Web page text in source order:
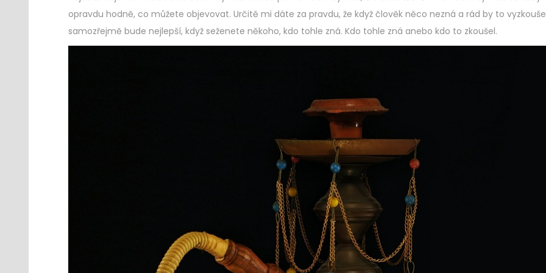
opravdu hodně, co můžete objevovat. Určitě mi dáte za pravdu, že když člověk něco nezná a rád by to
samozřejmě bude nejlepší, když seženete někoho, kdo tohle zná. Kdo tohle zná anebo kdo to zkoušel.